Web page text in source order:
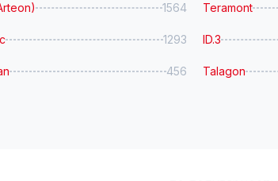
1564 Teramont
1293 ID.3
456 Talagоn